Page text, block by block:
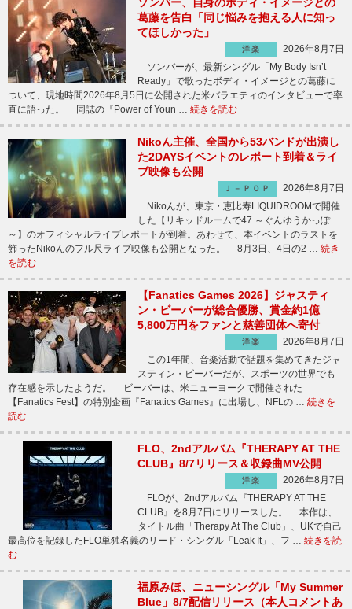
葛藤を告白「同じ悩みを抱える人に知っ
てほしかった」
洋楽
2026年8月7日
ソンバーが、最新シングル「My Body Isn’t
Ready」で歌ったボディ・イメージとの葛藤に
ついて、現地時間2026年8月5日に公開された米バラエティのインタビューで率
直に語った。 同誌の『Power of Youn … 続きを読む
Nikoん主催、全国から53バンドが出演し
た2DAYSイベントのレポート到着＆ライ
ブ映像も公開
Ｊ－ＰＯＰ
2026年8月7日
Nikoんが、東京・恵比寿LIQUIDROOMで開催
した【リキッドルームで47 ～ぐんゆうかっぽ
～】のオフィシャルライブレポートが到着。あわせて、本イベントのラストを
飾ったNikoんのフル尺ライブ映像も公開となった。 8月3日、4日の2 … 続き
を読む
【Fanatics Games 2026】ジャスティ
ン・ビーバーが総合優勝、賞金約1億
5,800万円をファンと慈善団体へ寄付
洋楽
2026年8月7日
この1年間、音楽活動で話題を集めてきたジャ
スティン・ビーバーだが、スポーツの世界でも
存在感を示したようだ。 ビーバーは、米ニューヨークで開催された
【Fanatics Fest】の特別企画『Fanatics Games』に出場し、NFLの … 続きを
読む
FLO、2ndアルバム『THERAPY AT THE
CLUB』8/7リリース＆収録曲MV公開
洋楽
2026年8月7日
FLOが、2ndアルバム『THERAPY AT THE
CLUB』を8月7日にリリースした。 本作は、
タイトル曲「Therapy At The Club」、UKで自己
最高位を記録したFLO単独名義のリード・シングル「Leak It」、フ … 続きを読
む
福原みほ、ニューシングル「My Summer
Blue」8/7配信リリース（本人コメントあ